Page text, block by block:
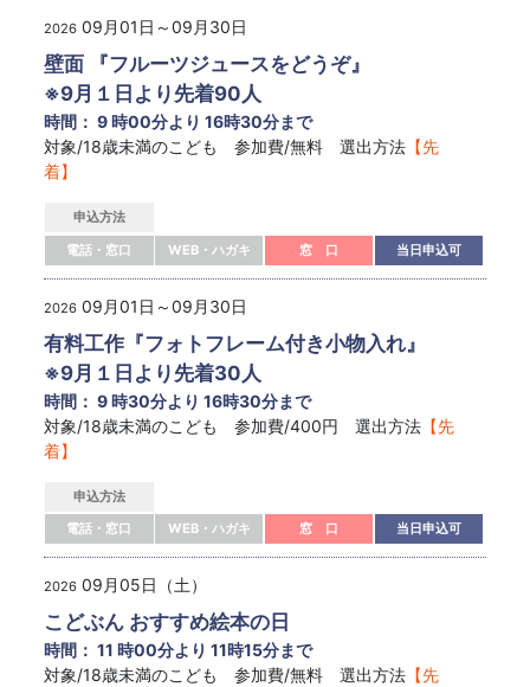
2026 09月01日～09月30日
壁面 『フルーツジュースをどうぞ』
※9月１日より先着90人
時間： 9 時00分より 16時30分まで
対象/18歳未満のこども 参加費/無料 選出方法 【先
着】
申込方法
電話・窓口
WEB・ハガキ 窓 口 当日申込可
2026 09月01日～09月30日
有料工作『フォトフレーム付き小物入れ』
※9月１日より先着30人
時間： 9 時30分より 16時30分まで
対象/18歳未満のこども 参加費/400円 選出方法 【先
着】
申込方法
電話・窓口
WEB・ハガキ 窓 口 当日申込可
2026 09月05日（土）
こどぶん おすすめ絵本の日
時間： 11 時00分より 11時15分まで
対象/18歳未満のこども 参加費/無料 選出方法 【先